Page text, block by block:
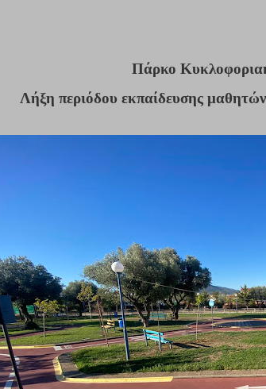
Πάρκο
Λήξη περιόδου εκπαίδευσης